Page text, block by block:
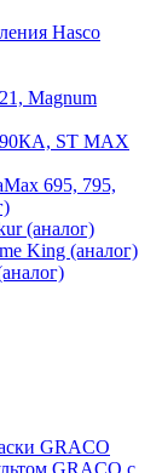
Hasco
Magnum
ST MAX
695, 795,
(аналог)
King (аналог)
GRACO
GRACO с